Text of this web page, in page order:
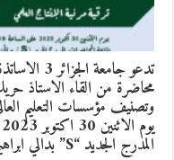
تدعو
محاضرة من القاء الاستاذ
وتصنيف مؤسسات التعليم
المدرج الجديد “S” بدالي ابراهيم.